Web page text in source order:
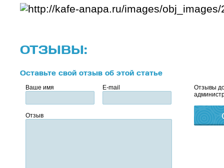
ОТЗЫВЫ:
Оставьте свой отзыв об этой статье
Ваше имя E-mail
Отзыв
Отзывы